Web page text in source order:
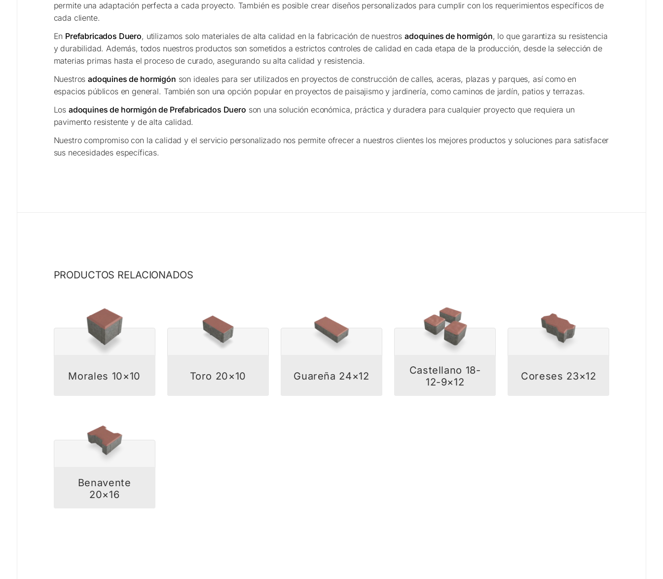
permite una adaptación perfecta a cada proyecto. También es posible crear diseños personalizados para cumplir con los requerimientos específicos de
cada cliente.
En Prefabricados Duero, utilizamos solo materiales de alta calidad en la fabricación de nuestros adoquines de hormigón, lo que garantiza su resistencia
y durabilidad. Además, todos nuestros productos son sometidos a estrictos controles de calidad en cada etapa de la producción, desde la selección de
materias primas hasta el proceso de curado, asegurando su alta calidad y resistencia.
Nuestrosadoquines de hormigón son ideales para ser utilizados en proyectos de construcción de calles, aceras, plazas y parques, así como en
espacios públicos en general. También son una opción popular en proyectos de paisajismo y jardinería, como caminos de jardín, patios y terrazas.
Los adoquines de hormigón de Prefabricados Duero son una solución económica, práctica y duradera para cualquier proyecto que requiera un
pavimento resistente y de alta calidad.
Nuestro compromiso con la calidad y el servicio personalizado nos permite ofrecer a nuestros clientes los mejores productos y soluciones para satisfacer
sus necesidades específicas.
PRODUCTOS RELACIONADOS
Morales 10×10 Toro 20×10 Guareña 24×12
Castellano 18-
12-9×12
Coreses 23×12
Benavente
20×16